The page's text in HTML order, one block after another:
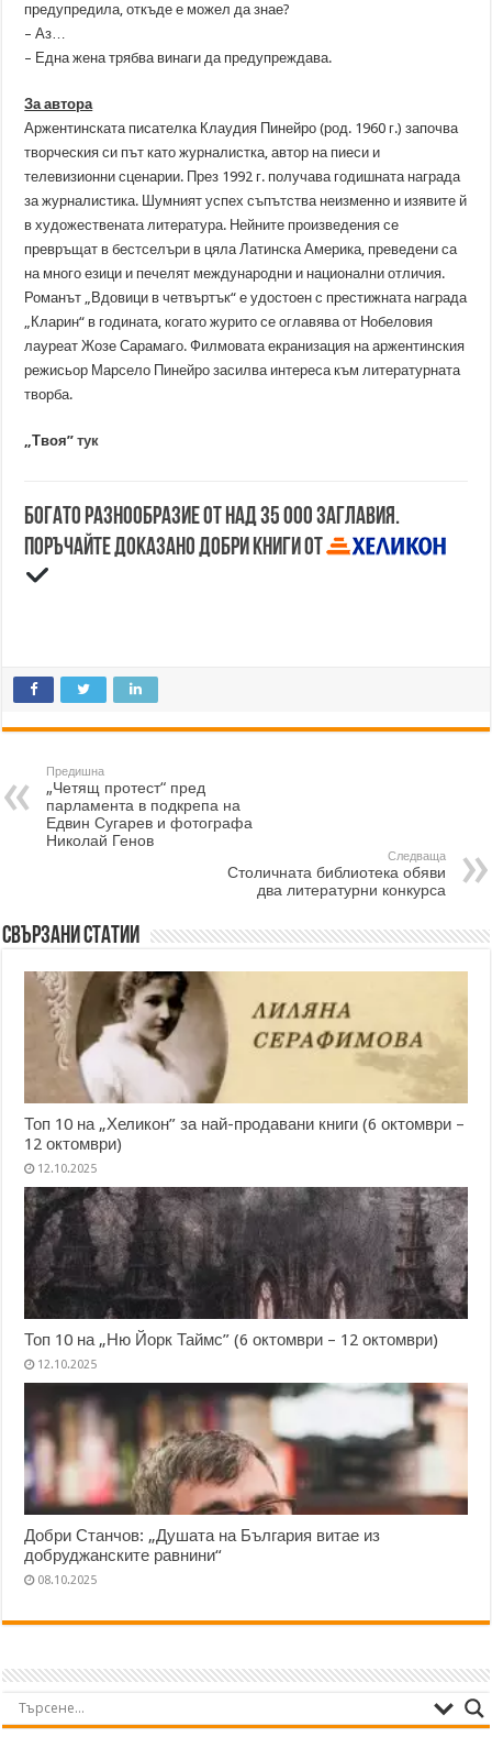
предупредила, откъде е можел да знае?
– Аз…
– Една жена трябва винаги да предупреждава.
За автора
Аржентинската писателка Клаудия Пинейро (род. 1960 г.) започва
творческия си път като журналистка, автор на пиеси и
телевизионни сценарии. През 1992 г. получава годишната награда
за журналистика. Шумният успех съпътства неизменно и изявите й
в художествената литература. Нейните произведения се
превръщат в бестселъри в цяла Латинска Америка, преведени са
на много езици и печелят международни и национални отличия.
Романът „Вдовици в четвъртък“ е удостоен с престижната награда
„Кларин“ в годината, когато журито се оглавява от Нобеловия
лауреат Жозе Сарамаго. Филмовата екранизация на аржентинския
режисьор Марсело Пинейро засилва интереса към литературната
творба.
„Твоя”тук
Богато разнообразие от над 35 000 заглавия.
Поръчайте доказано добри книги от
Предишна
„Четящ протест“ пред
парламента в подкрепа на
Едвин Сугарев и фотографа
Николай Генов
Следваща
Столичната библиотека обяви
два литературни конкурса
Свързани статии
Топ 10 на „Хеликон” за най-продавани книги (6 октомври –
12 октомври)
12.10.2025
Топ 10 на „Ню Йорк Таймс” (6 октомври – 12 октомври)
12.10.2025
Добри Станчов: „Душата на България витае из
добруджанските равнини“
08.10.2025